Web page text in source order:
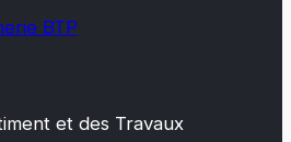
BTP
et des Travaux